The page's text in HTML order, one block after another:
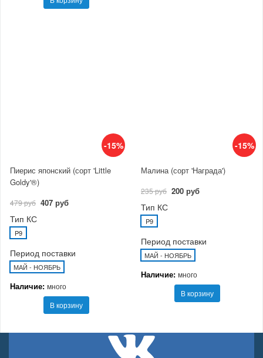
-15%
Пиерис японский (сорт 'Little
Goldy'®)
479 руб 407 руб
Тип КС
P9
Период поставки
МАЙ - НОЯБРЬ
Наличие: много
В корзину
-15%
Малина (сорт 'Награда')
235 руб 200 руб
Тип КС
P9
Период поставки
МАЙ - НОЯБРЬ
Наличие: много
В корзину